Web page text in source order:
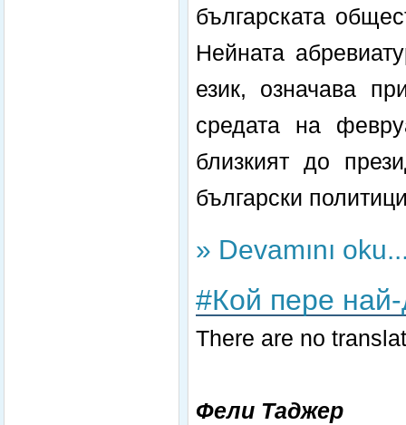
българската
Нейната
език, означава
средата на
близкият до
български
» Devamını
#Кой пере
There are no
Фели Таджер